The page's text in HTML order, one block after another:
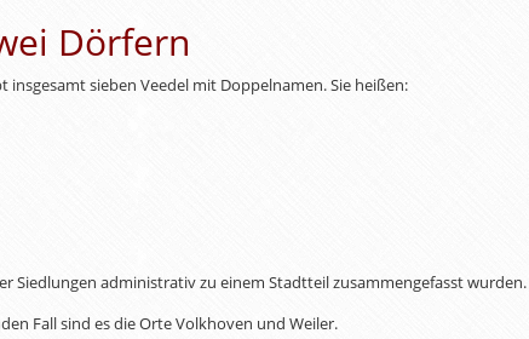
Dörfern
sieben Veedel mit Doppelnamen. Sie heißen:
Siedlungen administrativ zu einem Stadtteil zusammengefasst wurden.
Fall sind es die Orte Volkhoven und Weiler.